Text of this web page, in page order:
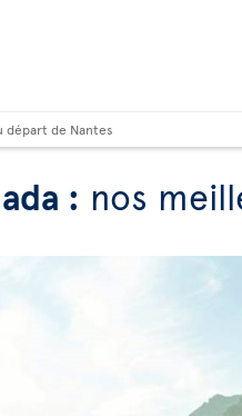
départ de Nantes
: nos